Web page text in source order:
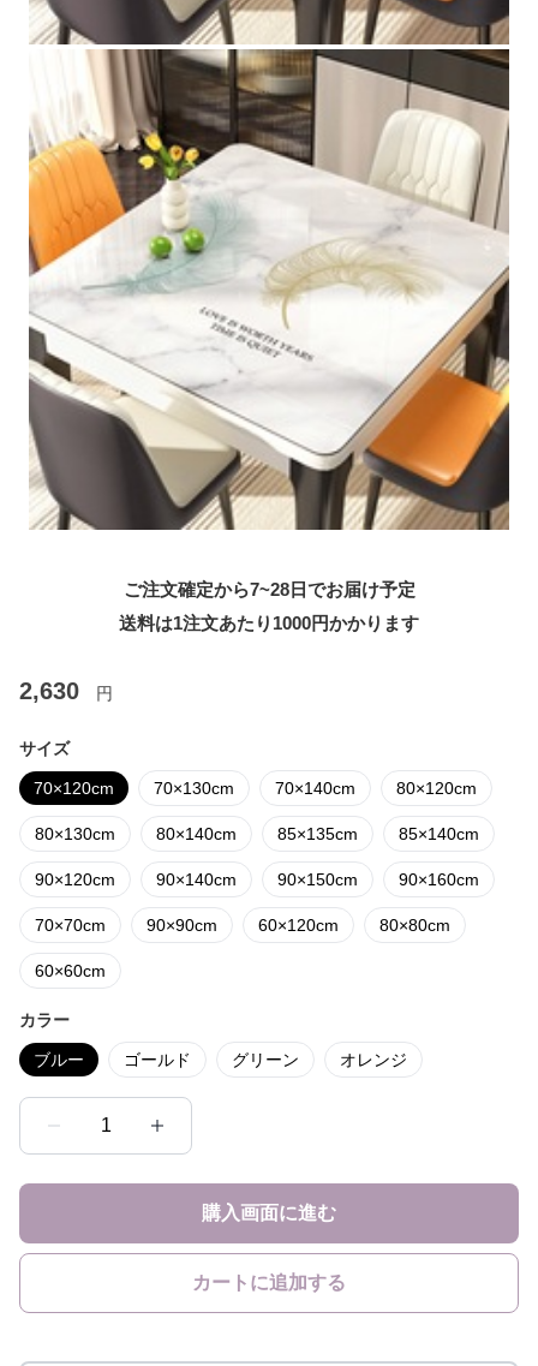
ご注文確定から7~28日でお届け予定
送料は1注文あたり 1000円かかります
2,630 円
サイズ
70×120cm 70×130cm 70×140cm 80×120cm
80×130cm 80×140cm 85×135cm 85×140cm
90×120cm 90×140cm 90×150cm 90×160cm
70×70cm 90×90cm 60×120cm 80×80cm
60×60cm
カラー
ブルー ゴールド グリーン オレンジ
1
購入画面に進む
カートに追加する